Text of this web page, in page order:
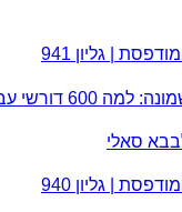
| גליון 941
הם לא מה שחשבתם?
סאלי
| גליון 940